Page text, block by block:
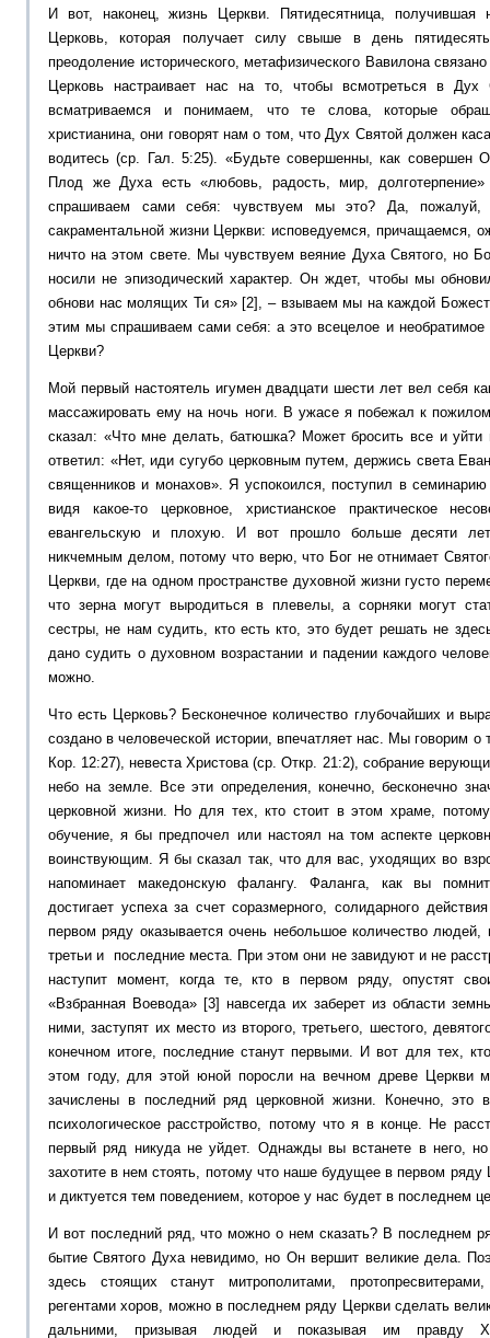
И вот, наконец, жизнь Церкви. Пятидесятница, получившая
Церковь, которая получает силу свыше в день
преодоление исторического, метафизического Вавилона
Церковь настраивает нас на то, чтобы всмотреться в
всматриваемся и понимаем, что те слова, которые
христианина, они говорят нам о том, что Дух Святой должен
водитесь (ср. Гал. 5:25). «Будьте совершенны, как
Плод же Духа есть «любовь, радость, мир,
спрашиваем сами себя: чувствуем мы это? Да, пожалуй,
сакраментальной жизни Церкви: исповедуемся, причащаемся,
ничто на этом свете. Мы чувствуем веяние Духа Святого, но
носили не эпизодический характер. Он ждет, чтобы мы
обнови нас молящих Ти ся» [2], ­– взываем мы на каждой
этим мы спрашиваем сами себя: а это всецелое и
Церкви?
Мой первый настоятель игумен двадцати шести лет вел себя
массажировать ему на ночь ноги. В ужасе я побежал к
сказал: «Что мне делать, батюшка? Может бросить все и
ответил: «Нет, иди сугубо церковным путем, держись света
священников и монахов». Я успокоился, поступил в
видя какое-то церковное, христианское практическое
евангельскую и плохую. И вот прошло больше десяти
никчемным делом, потому что верю, что Бог не отнимает
Церкви, где на одном пространстве духовной жизни густо
что зерна могут выродиться в плевелы, а сорняки могут
сестры, не нам судить, кто есть кто, это будет решать не
дано судить о духовном возрастании и падении каждого
можно.
Что есть Церковь? Бесконечное количество глубочайших и
создано в человеческой истории, впечатляет нас. Мы говорим о
Кор. 12:27), невеста Христова (ср. Откр. 21:2), собрание
небо на земле. Все эти определения, конечно, бесконечно
церковной жизни. Но для тех, кто стоит в этом храме,
обучение, я бы предпочел или настоял на том аспекте
воинствующим. Я бы сказал так, что для вас, уходящих во
напоминает македонскую фалангу. Фаланга, как вы
достигает успеха за счет соразмерного, солидарного
первом ряду оказывается очень небольшое количество
третьи и последние места. При этом они не завидуют и не
наступит момент, когда те, кто в первом ряду, опустят
«Взбранная Воевода» [3] навсегда их заберет из области
ними, заступят их место из второго, третьего, шестого,
конечном итоге, последние станут первыми. И вот для тех,
этом году, для этой юной поросли на вечном древе Церкви
зачислены в последний ряд церковной жизни. Конечно, это
психологическое расстройство, потому что я в конце. Не
первый ряд никуда не уйдет. Однажды вы встанете в него,
захотите в нем стоять, потому что наше будущее в первом ряду
и диктуется тем поведением, которое у нас будет в последнем
И вот последний ряд, что можно о нем сказать? В последнем
бытие Святого Духа невидимо, но Он вершит великие дела.
здесь стоящих станут митрополитами,
регентами хоров, можно в последнем ряду Церкви сделать
дальними, призывая людей и показывая им правду